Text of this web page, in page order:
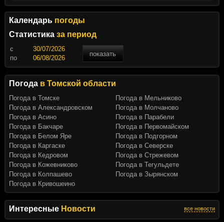
Интересные Новости все новости
Календарь погоды
Статистика за период
c
показать
по
Погода в Томской области
Погода в Томске
Погода в Александровском
Погода в Асино
Погода в Бакчаре
Погода в Белом Яре
Погода в Каргаске
Погода в Кедровом
Погода в Кожевниково
Погода в Колпашево
Погода в Кривошеино
Погода в Мельниково
Погода в Молчаново
Погода в Парабели
Погода в Первомайском
Погода в Подгорном
Погода в Северске
Погода в Стрежевом
Погода в Тегульдете
Погода в Зырянском